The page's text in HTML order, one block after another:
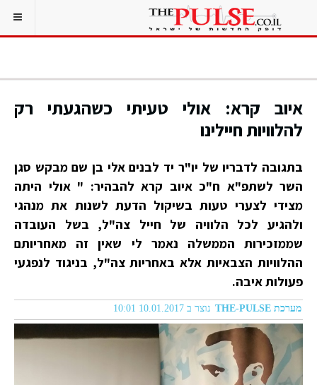
איוב קרא: אולי טעיתי כשהגעתי רק
להלוויות חיילינו
בתגובה לדבריו של יו"ר יד לבנים אלי בן שם מבקש סגן
השר לשתפ"א ח"כ איוב קרא להבהיר: " אולי היתה
מצידי לצערי טעות בשיקול הדעת לשנות את מנהגי
ולהגיע לכל הלוויה של חייל צה"ל, בשל העובדה
שממזכירות הממשלה נאמר לי שאין זה מאחריותם
ההלוויות הצבאיות אלא באחריות צה"ל, בניגוד לנפגעי
פעולות איבה.
מערכת THE-PULSE נוצר ב 10.01.2017 10:01